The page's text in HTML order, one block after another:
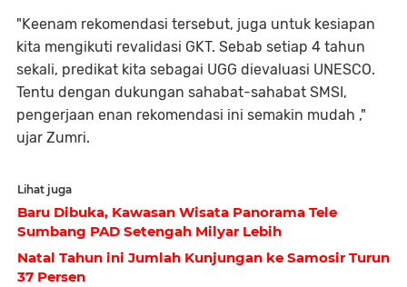
"Keenam rekomendasi tersebut, juga untuk kesiapan
kita mengikuti revalidasi GKT. Sebab setiap 4 tahun
sekali, predikat kita sebagai UGG dievaluasi UNESCO.
Tentu dengan dukungan sahabat-sahabat SMSI,
pengerjaan enan rekomendasi ini semakin mudah ,"
ujar Zumri.
Lihat juga
Baru Dibuka, Kawasan Wisata Panorama Tele
Sumbang PAD Setengah Milyar Lebih
Natal Tahun ini Jumlah Kunjungan ke Samosir Turun
37 Persen